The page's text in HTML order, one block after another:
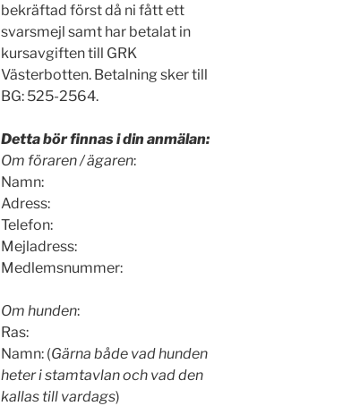
bekräftad först då ni fått ett
svarsmejl samt har betalat in
kursavgiften till GRK
Västerbotten. Betalning sker till
BG: 525-2564.
Detta bör finnas i din anmälan:
Om föraren / ägaren:
Namn:
Adress:
Telefon:
Mejladress:
Medlemsnummer:
Om hunden:
Ras:
Namn: (Gärna både vad hunden
heter i stamtavlan och vad den
kallas till vardags)